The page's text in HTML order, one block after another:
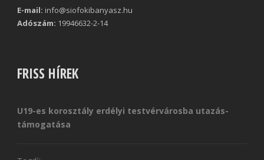
E-mail: info@siofokibanyasz.hu
Adószám: 19946632-2-14
FRISS HÍREK
U19-es korosztály erdélyi testvérvárosba utazás-
támogatása